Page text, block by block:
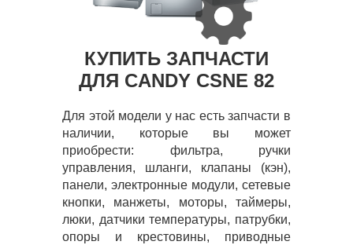
КУПИТЬ ЗАПЧАСТИ
ДЛЯ CANDY CSNE 82
Для этой модели у нас есть запчасти в
наличии, которые вы может
приобрести: фильтра, ручки
управления, шланги, клапаны (кэн),
панели, электронные модули, сетевые
кнопки, манжеты, моторы, таймеры,
люки, датчики температуры, патрубки,
опоры и крестовины, приводные